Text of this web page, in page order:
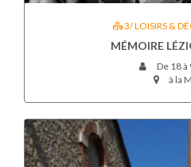
3/ LOISIRS &
MÉMOIRE
De 18 à
à la